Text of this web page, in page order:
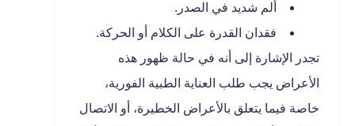
ألم شديد في الصدر.
فقدان القدرة على الكلام أو الحركة.
تجدر الإشارة إلى أنه في حالة ظهور هذه
الأعراض يجب طلب العناية الطبية الفورية،
خاصة فيما يتعلق بالأعراض الخطيرة، أو الاتصال